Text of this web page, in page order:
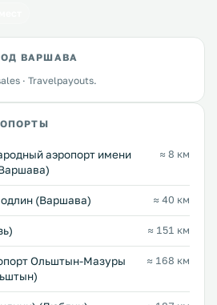
ВАРШАВА
· Travelpayouts.
аэропорт имени
≈ 8 км
(Варшава) ≈ 40 км
≈ 151 км
Ольштын-Мазуры
≈ 168 км